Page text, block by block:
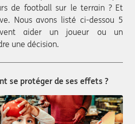
de football sur le terrain ? Et
Nous avons listé ci-dessou 5
aider un joueur ou un
une décision.
se protéger de ses effets ?